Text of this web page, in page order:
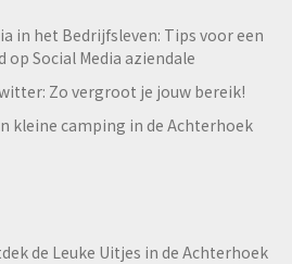
in het Bedrijfsleven: Tips voor een
op Social Media aziendale
Zo vergroot je jouw bereik!
kleine camping in de Achterhoek
de Leuke Uitjes in de Achterhoek